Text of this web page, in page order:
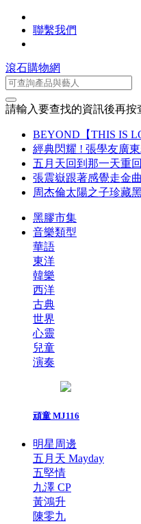
聯繫我們
滾石購物網
請輸入要查找的資訊後再按
BEYOND【THIS IS
經典閃耀 ! 張學友廣
五月天回到那一天重
張震嶽跟著感覺走金
周杰倫太陽之子珍藏
黑膠市集
音樂類型
華語
東洋
韓樂
西洋
古典
世界
心靈
兒童
演奏
頑童 MJ116
明星周邊
五月天 Mayday
五堅情
九澤 CP
黃鴻升
陳零九